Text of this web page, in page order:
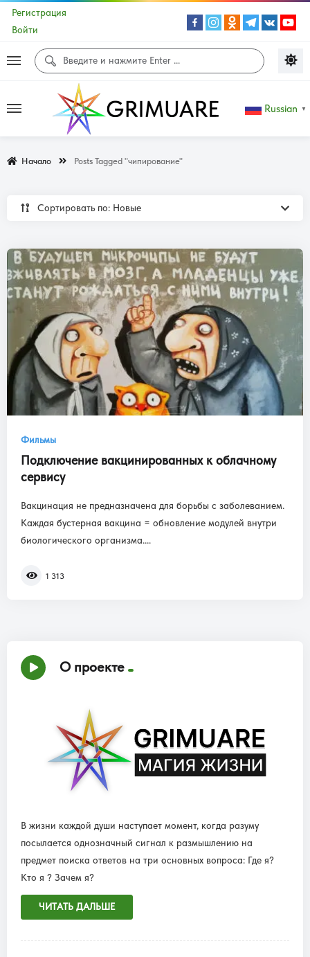
Регистрация
Войти
Russian ▼
Начало Posts Tagged "чипирование"
Сортировать по: Новые
Фильмы
Подключение вакцинированных к облачному
сервису
Вакцинация не предназначена для борьбы с заболеванием.
Каждая бустерная вакцина = обновление модулей внутри
биологического организма....
1 313
О проекте
В жизни каждой души наступает момент, когда разуму
посылается однозначный сигнал к размышлению на
предмет поиска ответов на три основных вопроса: Где я?
Кто я ? Зачем я?
ЧИТАТЬ ДАЛЬШЕ